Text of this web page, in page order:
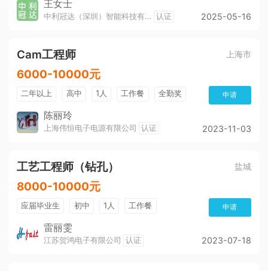
王女士
中利冠达（深圳）智能科技有限公司 认证 2025-05-16
Cam工程师 上海市
6000-10000元
二年以上 高中 1人 工作餐
全勤奖
买社保
月度绩效奖金
带薪年假
包住宿 奖励制度
申请
陈丽玲
上海伟恒电子电源有限公司 认证 2023-11-03
工艺工程师（钻孔） 盐城
8000-10000元
应届毕业生 初中 1人
工作餐
免费培训
月度绩效奖金
五险
公积金 包吃 美女多
申请
雷丽雯
江苏贺鸿电子有限公司 认证 2023-07-18